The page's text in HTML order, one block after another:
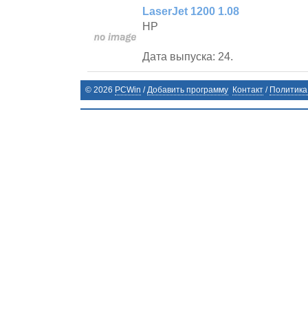
LaserJet 1200 1.08
HP
Дата выпуска: 24.
© 2026 PCWin /Добавить программу Контакт /